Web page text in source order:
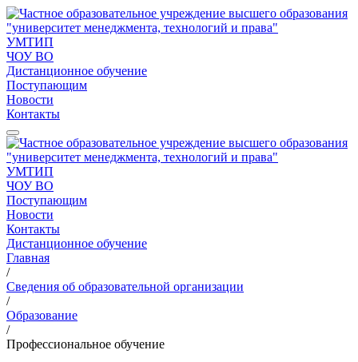
УМТИП
ЧОУ ВО
Дистанционное обучение
Поступающим
Новости
Контакты
УМТИП
ЧОУ ВО
Поступающим
Новости
Контакты
Дистанционное обучение
Главная
/
Сведения об образовательной организации
/
Образование
/
Профессиональное обучение